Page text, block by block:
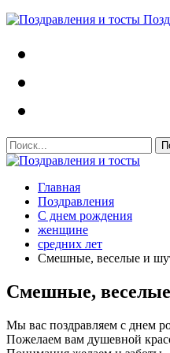
Главная
Поздравления
С днем рождения
женщине
средних лет
Смешные, веселые и
Смешные,
Мы вас поздравляем с днем
Пожелаем вам душевной